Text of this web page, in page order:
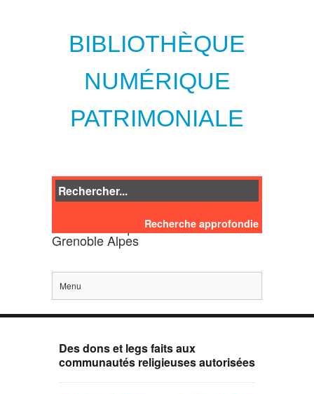
BIBLIOTHÈQUE
NUMÉRIQUE
PATRIMONIALE
des bibliothèques de l'Université
Grenoble Alpes
Recherche approfondie
Menu
Des dons et legs faits aux
communautés religieuses autorisées